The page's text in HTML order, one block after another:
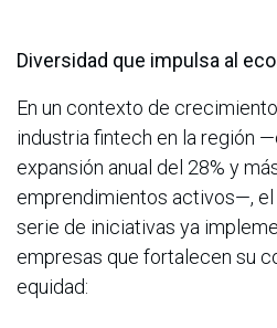
Diversidad que impulsa al
En un contexto de
industria fintech en la región
expansión anual del 28% y
emprendimientos activos—,
serie de iniciativas ya
empresas que fortalecen su
equidad: